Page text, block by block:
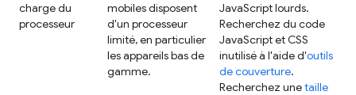
charge du
processeur
mobiles disposent
d'un processeur
limité, en particulier
les appareils bas de
gamme.
JavaScript lourds.
Recherchez du code
JavaScript et CSS
inutilisé à l'aide d'outils
de couverture.
Recherchez unetaille